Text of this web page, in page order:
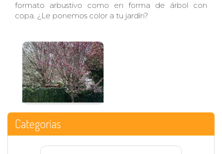
formato arbustivo como en forma de árbol con
copa. ¿Le ponemos color a tu jardín?
Categorias